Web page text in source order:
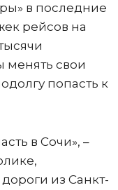
в последние
рейсов на
свои
попасть к
в Сочи», –
из Санкт-